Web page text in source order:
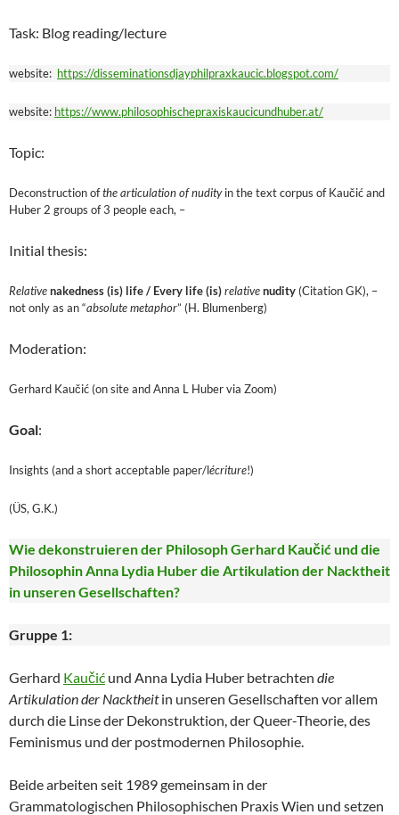
Task: Blog reading/lecture
website: https://disseminationsdjayphilpraxkaucic.blogspot.com/
website: https://www.philosophischepraxiskaucicundhuber.at/
Topic:
Deconstruction ofthe articulation of nudityin the text corpus of Kaučić and
Huber 2 groups of 3 people each, –
Initial thesis:
Relativenakedness (is) life / Every life (is)relativenudity (Citation GK), –
not only as an “absolute metaphor” (H. Blumenberg)
Moderation:
Gerhard Kaučić (on site and Anna L Huber via Zoom)
Goal:
Insights (and a short acceptable paper/lécriture!)
(ÜS, G.K.)
Wie dekonstruieren der Philosoph Gerhard Kaučić und die
Philosophin Anna Lydia Huber die Artikulation der Nacktheit
in unseren Gesellschaften?
Gruppe 1:
Gerhard Kaučić und Anna Lydia Huber betrachten die
Artikulation der Nacktheitin unseren Gesellschaften vor allem
durch die Linse der Dekonstruktion, der Queer-Theorie, des
Feminismus und der postmodernen Philosophie.
Beide arbeiten seit 1989 gemeinsam in der
Grammatologischen Philosophischen Praxis Wien und setzen